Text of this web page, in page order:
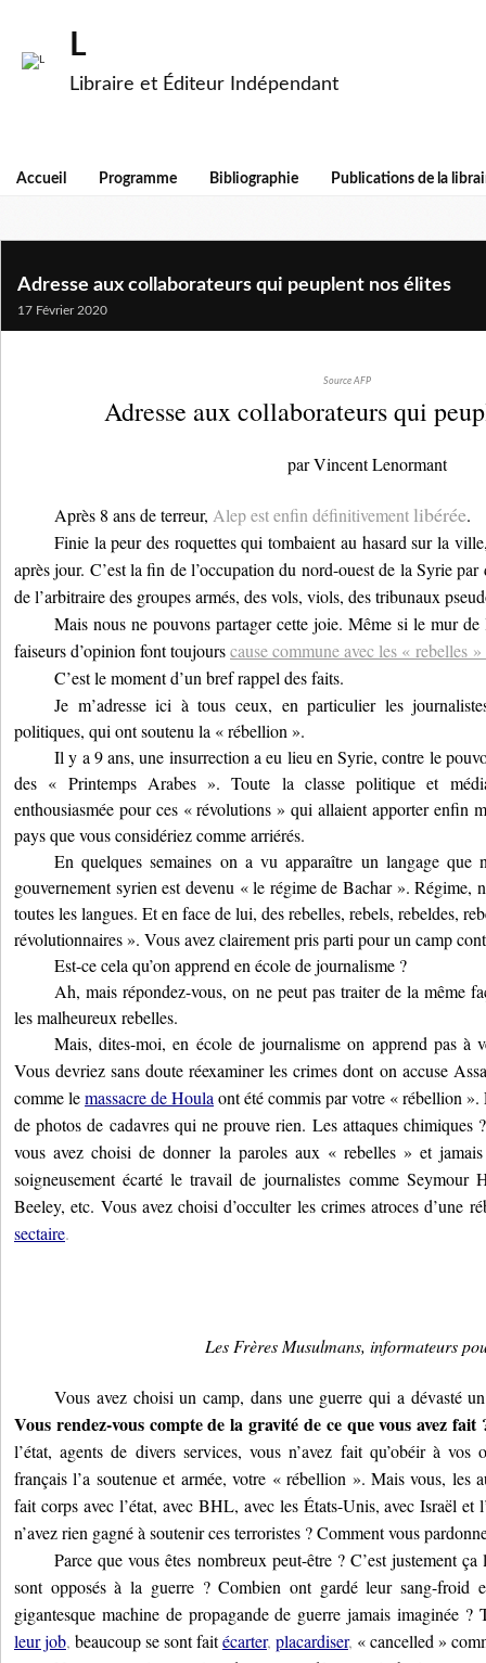
L
Libraire et Éditeur Indépendant
Accueil Programme Bibliographie Publications de la
Adresse aux collaborateurs qui peuplent nos élites
17 Février 2020
Source AFP
Adresse aux collaborateurs qui
par Vincent Lenormant
Après 8 ans de terreur, Alep est enfin définitivement libérée.
Finie la peur des roquettes qui tombaient au hasard sur la
après jour. C’est la fin de l’occupation du nord-ouest de la Syrie
de l’arbitraire des groupes armés, des vols, viols, des tribunaux
Mais nous ne pouvons partager cette joie. Même si le mur
faiseurs d’opinion font toujourscause commune avec les « rebelles »
C’est le moment d’un bref rappel des faits.
Je m’adresse ici à tous ceux, en particulier les
politiques, qui ont soutenu la « rébellion ».
Il y a 9 ans, une insurrection a eu lieu en Syrie, contre le
des « Printemps Arabes ». Toute la classe politique et
enthousiasmée pour ces « révolutions » qui allaient apporter enfin
pays que vous considériez comme arriérés.
En quelques semaines on a vu apparaître un langage que
gouvernement syrien est devenu « le régime de Bachar ». Régime,
toutes les langues. Et en face de lui, des rebelles, rebels, rebeldes,
révolutionnaires ». Vous avez clairement pris parti pour un camp
Est-ce cela qu’on apprend en école de journalisme ?
Ah, mais répondez-vous, on ne peut pas traiter de la même
les malheureux rebelles.
Mais, dites-moi, en école de journalisme on apprend pas à
Vous devriez sans doute réexaminer les crimes dont on accuse
comme lemassacre de Houla ont été commis par votre « rébellion
de photos de cadavres qui ne prouve rien. Les attaques chimiques
vous avez choisi de donner la paroles aux « rebelles » et
soigneusement écarté le travail de journalistes comme Seymour
Beeley, etc. Vous avez choisi d’occulter les crimes atroces d’une
sectaire.
Les Frères Musulmans, informateurs
Vous avez choisi un camp, dans une guerre qui a dévasté
Vous rendez-vous compte de la gravité de ce que vous avez fait
l’état, agents de divers services, vous n’avez fait qu’obéir à vos
français l’a soutenue et armée, votre « rébellion ». Mais vous, les
fait corps avec l’état, avec BHL, avec les États-Unis, avec Israël et
n’avez rien gagné à soutenir ces terroristes ? Comment vous
Parce que vous êtes nombreux peut-être ? C’est justement
sont opposés à la guerre ? Combien ont gardé leur sang-froid
gigantesque machine de propagande de guerre jamais imaginée ?
leur job, beaucoup se sont faitécarter, placardiser, « cancelled »